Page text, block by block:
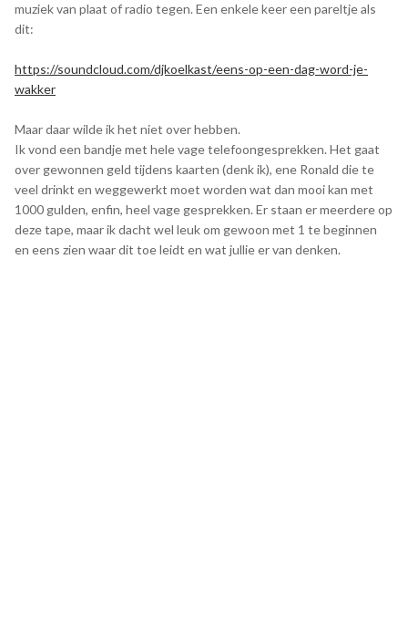
muziek van plaat of radio tegen. Een enkele keer een pareltje als
dit:
https://soundcloud.com/djkoelkast/eens-op-een-dag-word-je-
wakker
Maar daar wilde ik het niet over hebben.
Ik vond een bandje met hele vage telefoongesprekken. Het gaat
over gewonnen geld tijdens kaarten (denk ik), ene Ronald die te
veel drinkt en weggewerkt moet worden wat dan mooi kan met
1000 gulden, enfin, heel vage gesprekken. Er staan er meerdere op
deze tape, maar ik dacht wel leuk om gewoon met 1 te beginnen
en eens zien waar dit toe leidt en wat jullie er van denken.